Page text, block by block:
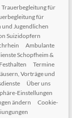
Trauerbegleitung für
für
Jugendlichen
Suizidopfern
Ambulante
Schopfheim &
Termine
Vorträge und
Über uns
Einstellungen
ändern
Cookie-